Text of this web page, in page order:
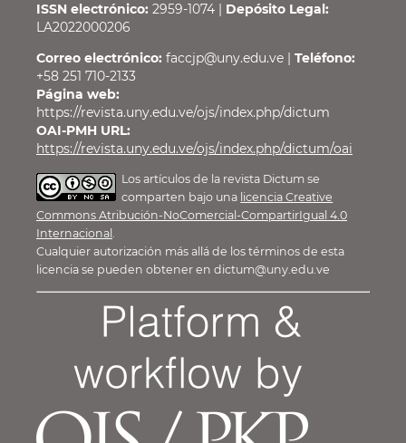
ISSN electrónico: 2959-1074 | Depósito Legal:
LA2022000206
Correo electrónico: faccjp@uny.edu.ve | Teléfono:
+58 251 710-2133
Página web:
https://revista.uny.edu.ve/ojs/index.php/dictum
OAI-PMH URL:
https://revista.uny.edu.ve/ojs/index.php/dictum/oai
Los artículos de la revista Dictum se
comparten bajo una licencia Creative
Commons Atribución-NoComercial-CompartirIgual 4.0
Internacional .
Cualquier autorización más allá de los términos de esta
licencia se pueden obtener en dictum@uny.edu.ve